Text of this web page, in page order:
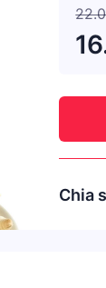
Chia